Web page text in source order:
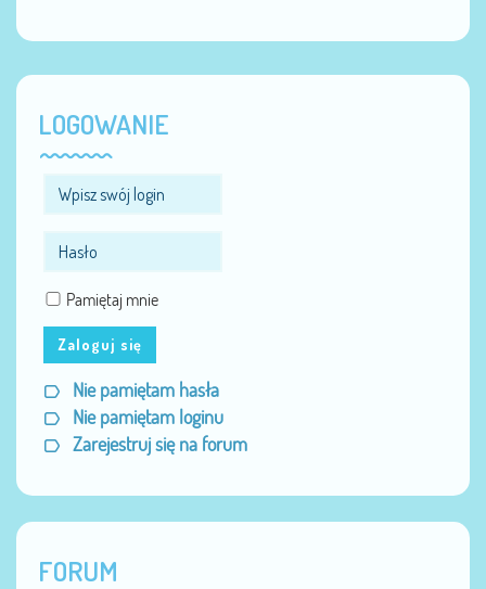
LOGOWANIE
Pamiętaj mnie
Zaloguj się
Nie pamiętam hasła
Nie pamiętam loginu
Zarejestruj się na forum
FORUM